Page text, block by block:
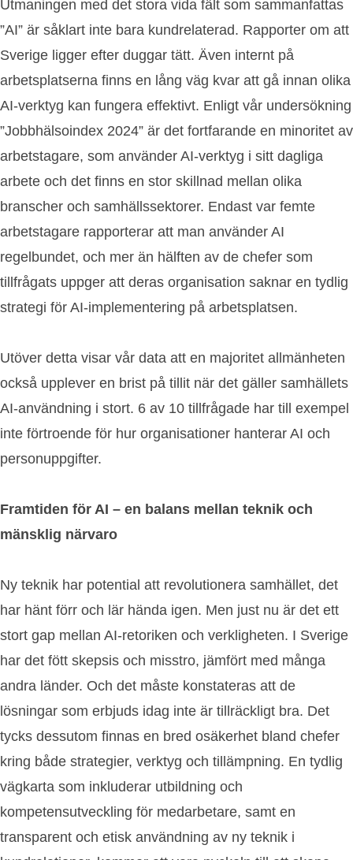
Utmaningen med det stora vida fält som sammanfattas
”AI” är såklart inte bara kundrelaterad. Rapporter om att
Sverige ligger efter duggar tätt. Även internt på
arbetsplatserna finns en lång väg kvar att gå innan olika
AI-verktyg kan fungera effektivt. Enligt vår undersökning
”Jobbhälsoindex 2024” är det fortfarande en minoritet av
arbetstagare, som använder AI-verktyg i sitt dagliga
arbete och det finns en stor skillnad mellan olika
branscher och samhällssektorer. Endast var femte
arbetstagare rapporterar att man använder AI
regelbundet, och mer än hälften av de chefer som
tillfrågats uppger att deras organisation saknar en tydlig
strategi för AI-implementering på arbetsplatsen.
Utöver detta visar vår data att en majoritet allmänheten
också upplever en brist på tillit när det gäller samhällets
AI-användning i stort. 6 av 10 tillfrågade har till exempel
inte förtroende för hur organisationer hanterar AI och
personuppgifter.
Framtiden för AI – en balans mellan teknik och
mänsklig närvaro
Ny teknik har potential att revolutionera samhället, det
har hänt förr och lär hända igen. Men just nu är det ett
stort gap mellan AI-retoriken och verkligheten. I Sverige
har det fött skepsis och misstro, jämfört med många
andra länder. Och det måste konstateras att de
lösningar som erbjuds idag inte är tillräckligt bra. Det
tycks dessutom finnas en bred osäkerhet bland chefer
kring både strategier, verktyg och tillämpning. En tydlig
vägkarta som inkluderar utbildning och
kompetensutveckling för medarbetare, samt en
transparent och etisk användning av ny teknik i